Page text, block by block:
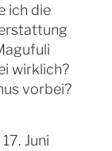
ich die
wirklich?
vorbei?
Juni